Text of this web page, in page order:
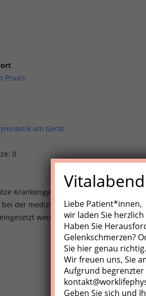
Praxis
am Gerät
0
Krankengynmnastik (KGG)/
bei der medizinische Trainingsgeräte,
werden.
Vitalabend
Liebe Patient*innen,
wir laden Sie
Haben Sie
Gelenkschmerzen?
Sie hier genau richtig.
Wir freuen uns, Sie
Aufgrund
Geben Sie sich und